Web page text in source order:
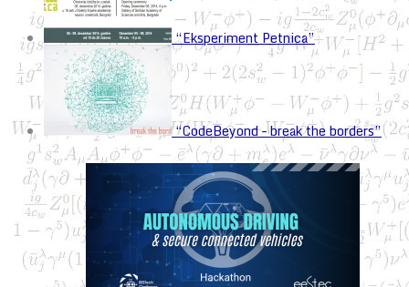
“Eksperiment Petnica”
“CodeBeyond – break the borders”